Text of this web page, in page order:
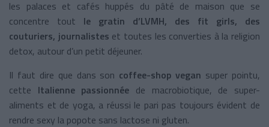
les palaces et cafés huppés du pâté de maison que se
concentre tout le gratin d’LVMH, des fit girls, des
couturiers, journalistes et toutes les converties à la religion
detox, autour d’un petit déjeuner.
Il faut dire que dans son coffee-shop vegan super pointu,
cette Italienne passionnée de macrobiotique, de super-
aliments et de yoga, a réussi le pari pas toujours évident de
rendre sexy la popote sans lactose ni gluten.